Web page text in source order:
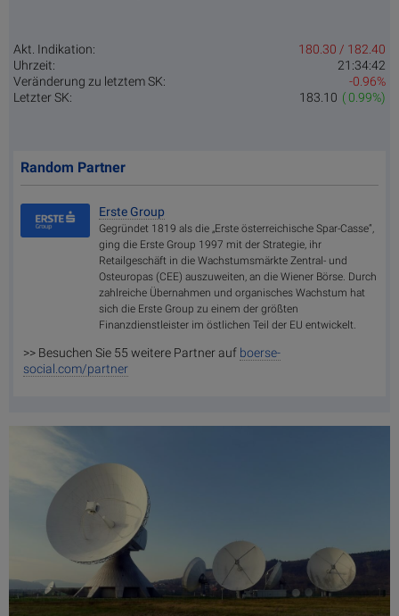
Akt. Indikation:
180.30 / 182.40
Uhrzeit:
21:34:42
Veränderung zu letztem SK:
-0.96%
Letzter SK:
( 0.99%)
183.10
Random Partner
Erste Group
Gegründet 1819 als die „Erste österreichische Spar-Casse“,
ging die Erste Group 1997 mit der Strategie, ihr
Retailgeschäft in die Wachstumsmärkte Zentral- und
Osteuropas (CEE) auszuweiten, an die Wiener Börse. Durch
zahlreiche Übernahmen und organisches Wachstum hat
sich die Erste Group zu einem der größten
Finanzdienstleister im östlichen Teil der EU entwickelt.
>> Besuchen Sie 55 weitere Partner auf boerse-
social.com/partner